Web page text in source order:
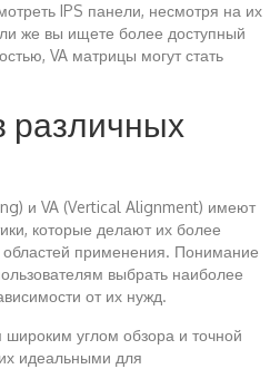
IPS панели, несмотря на их
же вы ищете более доступный
VA матрицы могут стать
различных
и VA (Vertical Alignment) имеют
которые делают их более
применения. Понимание
выбрать наиболее
от их нужд.
широким углом обзора и точной
идеальными для